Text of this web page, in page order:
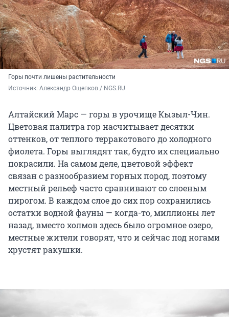
Горы почти лишены растительности
Источник: Александр Ощепков / NGS.RU
Алтайский Марс — горы в урочище Кызыл-Чин.
Цветовая палитра гор насчитывает десятки
оттенков, от теплого терракотового до холодного
фиолета. Горы выглядят так, будто их специально
покрасили. На самом деле, цветовой эффект
связан с разнообразием горных пород, поэтому
местный рельеф часто сравнивают со слоеным
пирогом. В каждом слое до сих пор сохранились
остатки водной фауны — когда-то, миллионы лет
назад, вместо холмов здесь было огромное озеро,
местные жители говорят, что и сейчас под ногами
хрустят ракушки.